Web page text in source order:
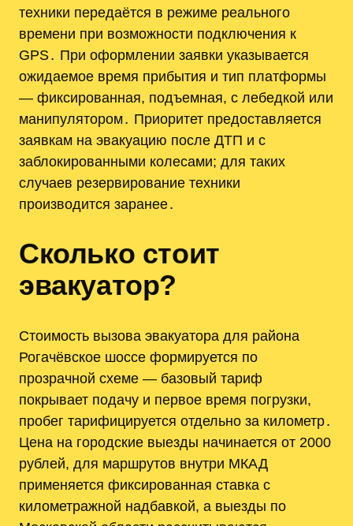
техники передаётся в режиме реального
времени при возможности подключения к
GPS․ При оформлении заявки указывается
ожидаемое время прибытия и тип платформы
— фиксированная, подъемная, с лебедкой или
манипулятором․ Приоритет предоставляется
заявкам на эвакуацию после ДТП и с
заблокированными колесами; для таких
случаев резервирование техники
производится заранее․
Сколько стоит
эвакуатор?
Стоимость вызова эвакуатора для района
Рогачёвское шоссе формируется по
прозрачной схеме — базовый тариф
покрывает подачу и первое время погрузки,
пробег тарифицируется отдельно за километр․
Цена на городские выезды начинается от 2000
рублей, для маршрутов внутри МКАД
применяется фиксированная ставка с
километражной надбавкой, а выезды по